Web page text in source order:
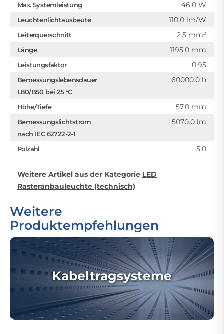
Max. Systemleistung 46.0 W
Leuchtenlichtausbeute 110.0 lm/W
Leiterquerschnitt 2.5 mm²
Länge 1195.0 mm
Leistungsfaktor 0.95
Bemessungslebensdauer
L80/B50 bei 25 °C
60000.0 h
Höhe/Tiefe 57.0 mm
Bemessungslichtstrom
nach IEC 62722-2-1
5070.0 lm
Polzahl 5.0
Weitere Artikel aus der Kategorie LED
Rasteranbauleuchte (technisch)
Weitere
Produktempfehlungen
Kabeltragsysteme